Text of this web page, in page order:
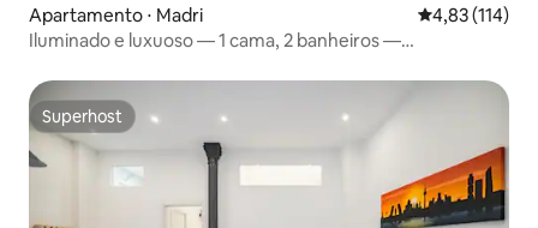
Apartamento ⋅ Madri 4,83 de uma
4,83 (114)
Iluminado e luxuoso — 1 cama, 2 banheiros —
Superhost
Superhost